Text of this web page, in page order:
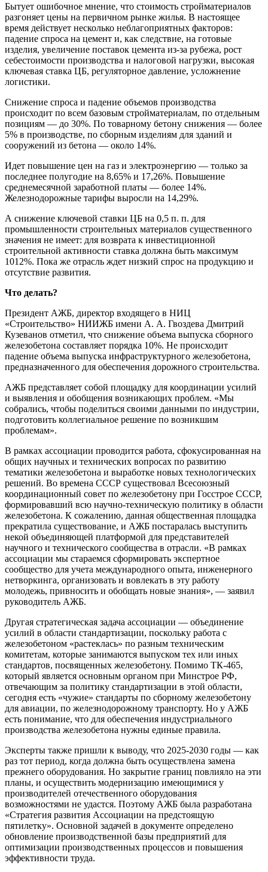
Бытует ошибочное мнение, что стоимость стройматериалов
разгоняет цены на первичном рынке жилья. В настоящее
время действует несколько неблагоприятных факторов:
падение спроса на цемент и, как следствие, на готовые
изделия, увеличение поставок цемента из-за рубежа, рост
себестоимости производства и налоговой нагрузки, высокая
ключевая ставка ЦБ, регуляторное давление, усложнение
логистики.
Снижение спроса и падение объемов производства
происходит по всем базовым стройматериалам, по отдельным
позициям — до 30%. По товарному бетону снижения — более
5% в производстве, по сборным изделиям для зданий и
сооружений из бетона — около 14%.
Идет повышение цен на газ и электроэнергию — только за
последнее полугодие на 8,65% и 17,26%. Повышение
среднемесячной заработной платы — более 14%.
Железнодорожные тарифы выросли на 14,29%.
А снижение ключевой ставки ЦБ на 0,5 п. п. для
промышленности строительных материалов существенного
значения не имеет: для возврата к инвестиционной
строительной активности ставка должна быть максимум
1012%. Пока же отрасль ждет низкий спрос на продукцию и
отсутствие развития.
Что делать?
Президент АЖБ, директор входящего в НИЦ
«Строительство» НИИЖБ имени А. А. Гвоздева Дмитрий
Кузеванов отметил, что снижение объема выпуска сборного
железобетона составляет порядка 10%. Не происходит
падение объема выпуска инфраструктурного железобетона,
предназначенного для обеспечения дорожного строительства.
АЖБ представляет собой площадку для координации усилий
и выявления и обобщения возникающих проблем. «Мы
собрались, чтобы поделиться своими данными по индустрии,
подготовить коллегиальное решение по возникшим
проблемам».
В рамках ассоциации проводится работа, сфокусированная на
общих научных и технических вопросах по развитию
тематики железобетона и выработке новых технологических
решений. Во времена СССР существовал Всесоюзный
координационный совет по железобетону при Госстрое СССР,
формировавший всю научно-техническую политику в области
железобетона. К сожалению, данная общественная площадка
прекратила существование, и АЖБ постаралась выступить
некой объединяющей платформой для представителей
научного и технического сообщества в отрасли. «В рамках
ассоциации мы стараемся сформировать экспертное
сообщество для учета международного опыта, инженерного
нетворкинга, организовать и вовлекать в эту работу
молодежь, привносить и обобщать новые знания», — заявил
руководитель АЖБ.
Другая стратегическая задача ассоциации — объединение
усилий в области стандартизации, поскольку работа с
железобетоном «растеклась» по разным техническим
комитетам, которые занимаются выпуском тех или иных
стандартов, посвященных железобетону. Помимо ТК-465,
который является основным органом при Минстрое РФ,
отвечающим за политику стандартизации в этой области,
сегодня есть «чужие» стандарты по сборному железобетону
для авиации, по железнодорожному транспорту. Но у АЖБ
есть понимание, что для обеспечения индустриального
производства железобетона нужны единые правила.
Эксперты также пришли к выводу, что 2025-2030 годы — как
раз тот период, когда должна быть осуществлена замена
прежнего оборудования. Но закрытие границ повлияло на эти
планы, и осуществить модернизацию имеющимися у
производителей отечественного оборудования
возможностями не удастся. Поэтому АЖБ была разработана
«Стратегия развития Ассоциации на предстоящую
пятилетку». Основной задачей в документе определено
обновление производственной базы предприятий для
оптимизации производственных процессов и повышения
эффективности труда.